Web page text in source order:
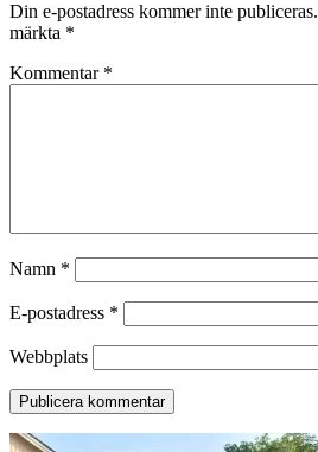
Din e-postadress kommer inte publiceras.
märkta *
Kommentar *
Namn *
E-postadress *
Webbplats